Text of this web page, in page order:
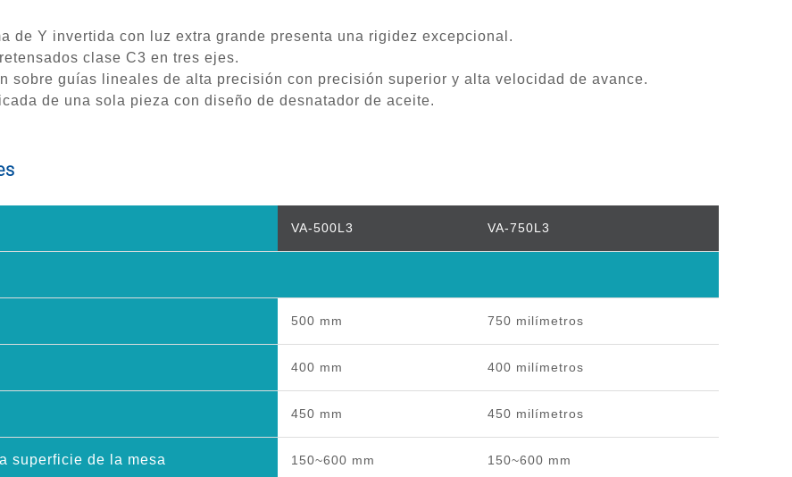
de Y invertida con luz extra grande presenta una rigidez excepcional.
clase C3 en tres ejes.
sobre guías lineales de alta precisión con precisión superior y alta velocidad de avance.
de una sola pieza con diseño de desnatador de aceite.
VA-500L3 VA-750L3
500 mm 750 milímetros
400 mm 400 milímetros
450 mm 450 milímetros
superficie de la mesa 150~600 mm 150~600 mm